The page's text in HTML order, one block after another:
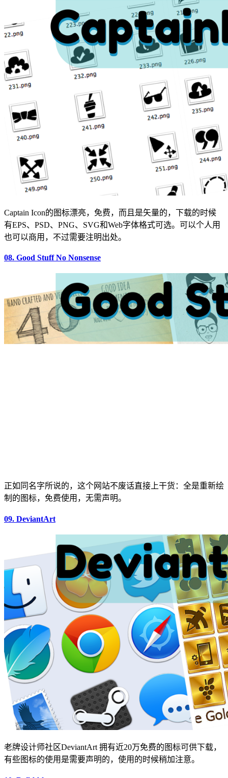
Captain Icon的图标漂亮，免费，而且是矢量的，下载的时候
有EPS、PSD、PNG、SVG和Web字体格式可选。可以个人用
也可以商用，不过需要注明出处。
08. Good Stuff No Nonsense
正如同名字所说的，这个网站不废话直接上干货：全是重新绘
制的图标，免费使用，无需声明。
09. DeviantArt
老牌设计师社区DeviantArt 拥有近20万免费的图标可供下载，
有些图标的使用是需要声明的，使用的时候稍加注意。